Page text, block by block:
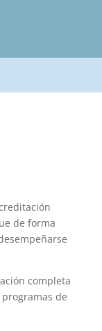
de forma
completa
de